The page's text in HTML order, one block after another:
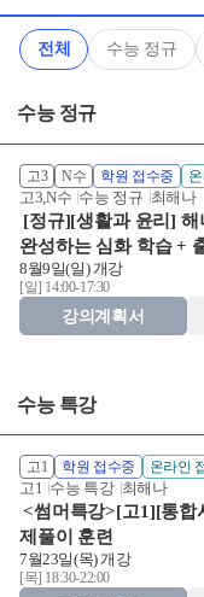
전체 수능 정규
수능 정규
고3 N수 학원 접수중
고3,N수 수능 정규 최해나
[정규][생활과 윤리]
완성하는 심화 학습 +
8월9일(일) 개강
[일] 14:00-17:30
강의계획서
수능 특강
고1 학원 접수중 온라인
고1 수능 특강 최해나
<썸머특강>[고1][통합
제풀이 훈련
7월23일(목) 개강
[목] 18:30-22:00